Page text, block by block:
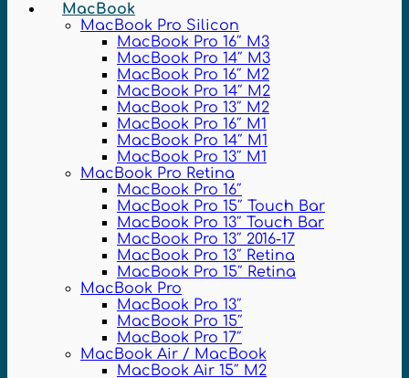
MacBook
MacBook Pro Silicon
MacBook Pro 16″ M3
MacBook Pro 14″ M3
MacBook Pro 16″ M2
MacBook Pro 14″ M2
MacBook Pro 13″ M2
MacBook Pro 16″ M1
MacBook Pro 14″ M1
MacBook Pro 13″ M1
MacBook Pro Retina
MacBook Pro 16″
MacBook Pro 15″ Touch Bar
MacBook Pro 13″ Touch Bar
MacBook Pro 13″ 2016-17
MacBook Pro 13″ Retina
MacBook Pro 15″ Retina
MacBook Pro
MacBook Pro 13″
MacBook Pro 15″
MacBook Pro 17″
MacBook Air / MacBook
MacBook Air 15″ M2